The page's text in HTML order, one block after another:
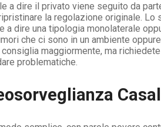
a dire il privato viene seguito da
la regolazione originale.
dire una tipologia monolaterale
che ci sono in un ambiente
maggiormente, ma
problematiche.